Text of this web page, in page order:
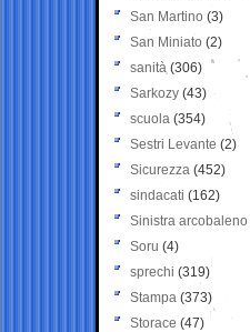
San Martino (3)
San Miniato (2)
sanità (306)
Sarkozy (43)
scuola (354)
Sestri Levante (2)
Sicurezza (452)
sindacati (162)
Sinistra arcobaleno
Soru (4)
sprechi (319)
Stampa (373)
Storace (47)